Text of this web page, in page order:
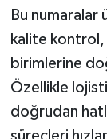
Bu numaralar
kalite
birimlerine
Özellikle
doğrudan
süreçleri